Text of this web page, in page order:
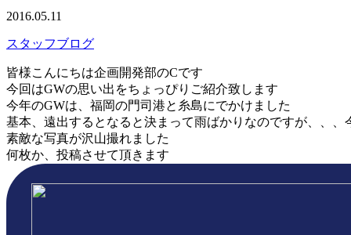
2016.05.11
スタッフブログ
皆様こんにちは企画開発部のCです
今回はGWの思い出をちょっぴりご紹介致します
今年のGWは、福岡の門司港と糸島にでかけました
基本、遠出するとなると決まって雨ばかりなのですが、、、
素敵な写真が沢山撮れました
何枚か、投稿させて頂きます